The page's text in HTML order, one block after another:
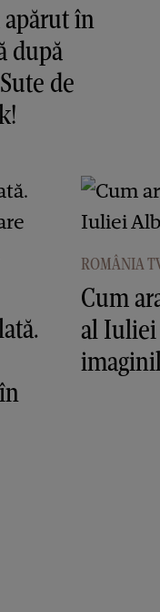
în
după
de
ROMÂNIA
Cum
al Iuliei